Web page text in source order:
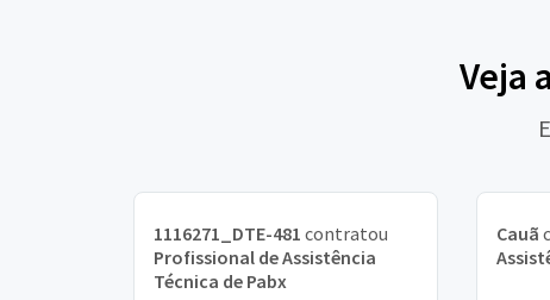
Veja
1116271_DTE-481 contratou
Profissional de Assistência
Técnica de Pabx
Cauã